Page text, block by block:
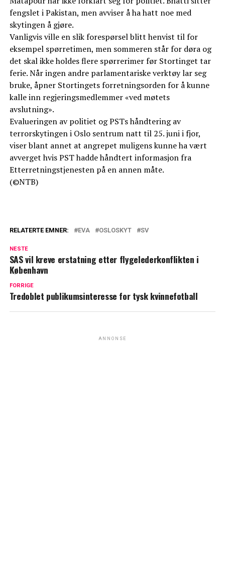
fengslet i Pakistan, men avviser å ha hatt noe med
skytingen å gjøre.
Vanligvis ville en slik forespørsel blitt henvist til for
eksempel spørretimen, men sommeren står for døra og
det skal ikke holdes flere spørrerimer før Stortinget tar
ferie. Når ingen andre parlamentariske verktøy lar seg
bruke, åpner Stortingets forretningsorden for å kunne
kalle inn regjeringsmedlemmer «ved møtets
avslutning».
Evalueringen av politiet og PSTs håndtering av
terrorskytingen i Oslo sentrum natt til 25. juni i fjor,
viser blant annet at angrepet muligens kunne ha vært
avverget hvis PST hadde håndtert informasjon fra
Etterretningstjenesten på en annen måte.
(©NTB)
RELATERTE EMNER: EVA OSLOSKYT SV
NESTE
SAS vil kreve erstatning etter flygelederkonflikten i
København
FORRIGE
Tredoblet publikumsinteresse for tysk kvinnefotball
ANNONSE